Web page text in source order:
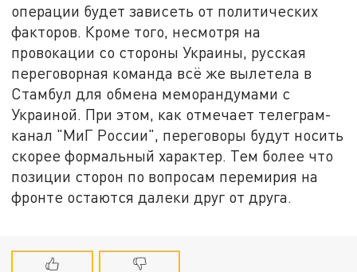
операции будет зависеть от политических
факторов. Кроме того, несмотря на
провокации со стороны Украины, русская
переговорная команда всё же вылетела в
Стамбул для обмена меморандумами с
Украиной. При этом, как отмечает телеграм-
канал "МиГ России", переговоры будут носить
скорее формальный характер. Тем более что
позиции сторон по вопросам перемирия на
фронте остаются далеки друг от друга.